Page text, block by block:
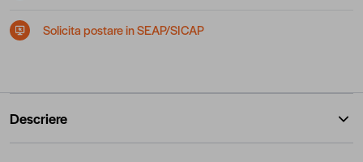
Solicita postare in SEAP/SICAP
Descriere